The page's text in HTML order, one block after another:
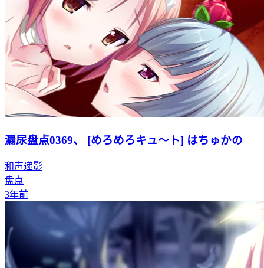
漏尿盘点0369、 [めろめろキュ～ト] はちゅかの
和声递影
盘点
3年前